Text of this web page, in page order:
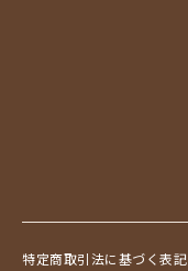
特定商取引法に基づく表記